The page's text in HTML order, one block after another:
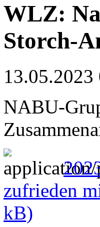
WLZ:
Storch-
13.05.2023
NABU-
zufrieden
kB)